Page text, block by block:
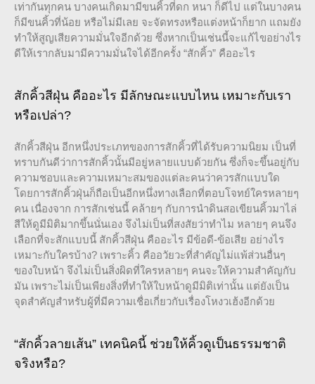
เท่ากันทุกคน บางคนเกิดมามีขนคิ้วที่ดก หนา ก็ดีไป แต่ในบางคน
ก็มีขนคิ้วที่น้อย หรือไม่มีเลย จะจัดทรงหรือแต่งหน้าก็ยาก แถมยัง
ทำให้สูญเสียความมั่นใจอีกด้วย ซึ่งหากเป็นเช่นนี้จะแก้ไขอย่างไร
ดีให้เรากลับมามีความมั่นใจได้อีกครั้ง “สักคิ้ว” คืออะไร
สักคิ้วสีฝุ่น คืออะไร มีลักษณะแบบไหน เหมาะกับเรา
หรือเปล่า?
สักคิ้วสีฝุ่น อีกหนึ่งประเภทของการสักคิ้วที่ได้รับความนิยม เป็นที่
ทราบกันดีว่าการสักคิ้วนั้นมีอยู่หลายแบบด้วยกัน ซึ่งก็จะขึ้นอยู่กับ
ความชอบและความเหมาะสมของแต่ละคนว่าควรสักแบบใด
โดยการสักคิ้วฝุ่นก็ถือเป็นอีกหนึ่งทางเลือกที่ตอบโจทย์ใครหลายๆ
คน เนื่องจาก การสักเช่นนี้ คล้ายๆ กับการนำดินสอเขียนคิ้วมาไล่
สีให้ดูมีมิติมากขึ้นนั่นเอง จึงไม่เป็นที่สงสัยว่าทำไม หลายๆ คนจึง
เลือกที่จะสักแบบนี้ สักคิ้วสีฝุ่น คืออะไร มีข้อดี-ข้อเสีย อย่างไร
เหมาะกับใครบ้าง? เพราะคิ้ว คืออวัยวะที่สำคัญไม่แพ้ส่วนอื่นๆ
ของใบหน้า จึงไม่เป็นสิ่งผิดที่ใครหลายๆ คนจะให้ความสำคัญกับ
มัน เพราะไม่เป็นเพียงสิ่งที่ทำให้ใบหน้าดูมีมิติเท่านั้น แต่ยังเป็น
จุดสำคัญสำหรับผู้ที่มีความเชื่อเกี่ยวกับเรื่องโหงวเฮ้งอีกด้วย
“สักคิ้วลายเส้น” เทคนิคนี้ ช่วยให้คิ้วดูเป็นธรรมชาติ
จริงหรือ?